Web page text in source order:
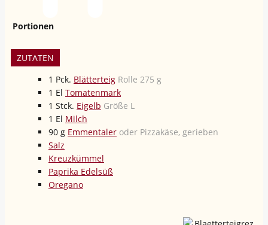
Portionen
ZUTATEN
1 Pck. Blätterteig Rolle 275 g
1 El Tomatenmark
1 Stck. Eigelb Größe L
1 El Milch
90 g Emmentaler oder Pizzakäse, gerieben
Salz
Kreuzkümmel
Paprika Edelsüß
Oregano